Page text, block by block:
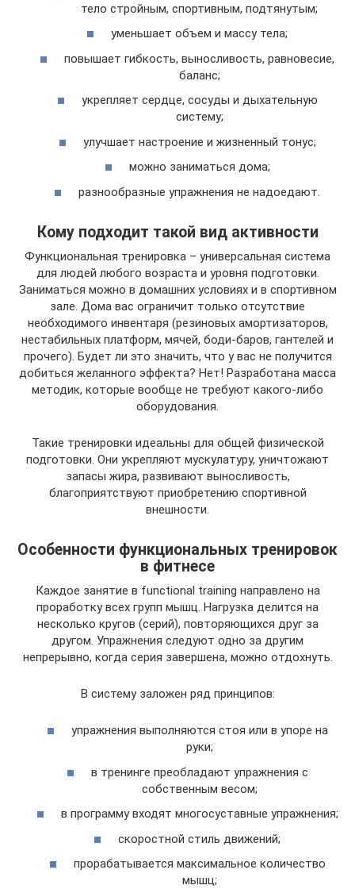
тело стройным, спортивным, подтянутым;
уменьшает объем и массу тела;
повышает гибкость, выносливость, равновесие,
баланс;
укрепляет сердце, сосуды и дыхательную
систему;
улучшает настроение и жизненный тонус;
можно заниматься дома;
разнообразные упражнения не надоедают.
Кому подходит такой вид активности
Функциональная тренировка – универсальная система
для людей любого возраста и уровня подготовки.
Заниматься можно в домашних условиях и в спортивном
зале. Дома вас ограничит только отсутствие
необходимого инвентаря (резиновых амортизаторов,
нестабильных платформ, мячей, боди-баров, гантелей и
прочего). Будет ли это значить, что у вас не получится
добиться желанного эффекта? Нет! Разработана масса
методик, которые вообще не требуют какого-либо
оборудования.
Такие тренировки идеальны для общей физической
подготовки. Они укрепляют мускулатуру, уничтожают
запасы жира, развивают выносливость,
благоприятствуют приобретению спортивной
внешности.
Особенности функциональных тренировок
в фитнесе
Каждое занятие в functional training направлено на
проработку всех групп мышц. Нагрузка делится на
несколько кругов (серий), повторяющихся друг за
другом. Упражнения следуют одно за другим
непрерывно, когда серия завершена, можно отдохнуть.
В систему заложен ряд принципов:
упражнения выполняются стоя или в упоре на
руки;
в тренинге преобладают упражнения с
собственным весом;
в программу входят многосуставные упражнения;
скоростной стиль движений;
прорабатывается максимальное количество
мышц;